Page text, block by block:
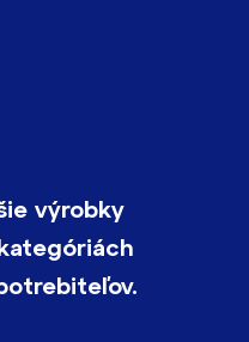
výrobky